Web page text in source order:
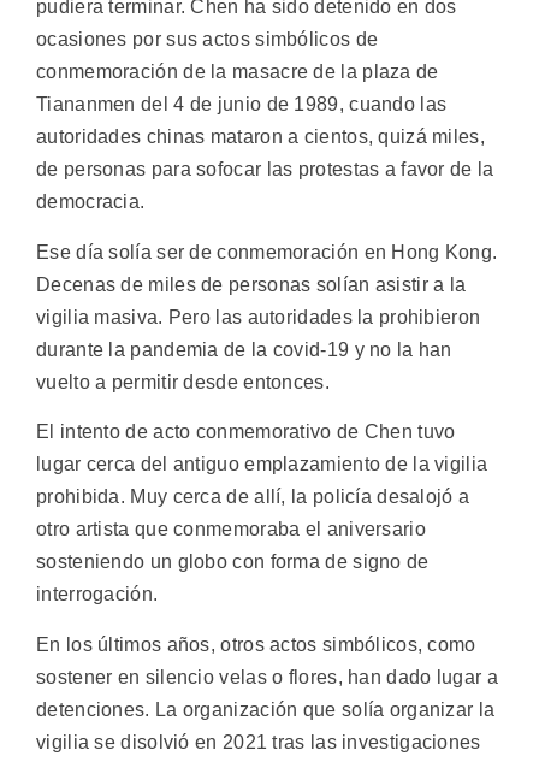
pudiera terminar. Chen ha sido detenido en dos
ocasiones por sus actos simbólicos de
conmemoración de la masacre de la plaza de
Tiananmen del 4 de junio de 1989, cuando las
autoridades chinas mataron a cientos, quizá miles,
de personas para sofocar las protestas a favor de la
democracia.
Ese día solía ser de conmemoración en Hong Kong.
Decenas de miles de personas solían asistir a la
vigilia masiva. Pero las autoridades la prohibieron
durante la pandemia de la covid-19 y no la han
vuelto a permitir desde entonces.
El intento de acto conmemorativo de Chen tuvo
lugar cerca del antiguo emplazamiento de la vigilia
prohibida. Muy cerca de allí, la policía desalojó a
otro artista que conmemoraba el aniversario
sosteniendo un globo con forma de signo de
interrogación.
En los últimos años, otros actos simbólicos, como
sostener en silencio velas o flores, han dado lugar a
detenciones. La organización que solía organizar la
vigilia se disolvió en 2021 tras las investigaciones